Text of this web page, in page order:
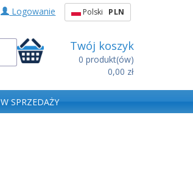
Logowanie Polski PLN
Twój koszyk
0 produkt(ów)
0,00 zł
W SPRZEDAŻY